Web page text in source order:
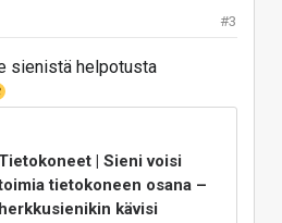
#3
sienistä helpotusta
Tietokoneet | Sieni voisi
tietokoneen osana –
herkkusienikin kävisi